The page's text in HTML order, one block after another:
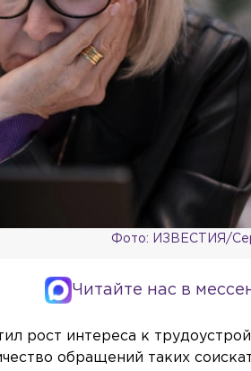
Фото: ИЗВЕСТИЯ/
Читайте нас в
рост интереса к
обращений таких